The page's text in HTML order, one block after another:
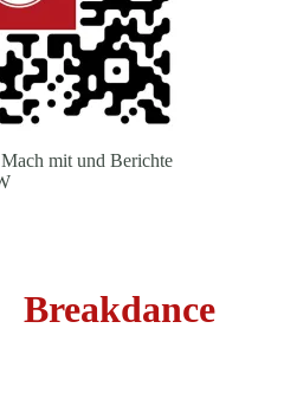
mit und Berichte
Breakdance